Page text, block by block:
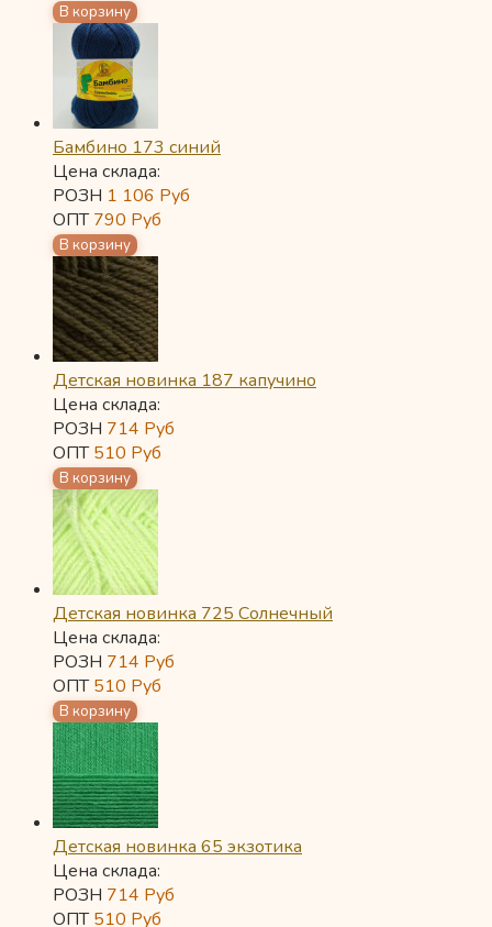
Бамбино 173 синий
Цена склада:
РОЗН 1 106 Руб
ОПТ790 Руб
Детская новинка 187 капучино
Цена склада:
РОЗН 714 Руб
ОПТ510 Руб
Детская новинка 725 Солнечный
Цена склада:
РОЗН 714 Руб
ОПТ510 Руб
Детская новинка 65 экзотика
Цена склада:
РОЗН 714 Руб
ОПТ510 Руб